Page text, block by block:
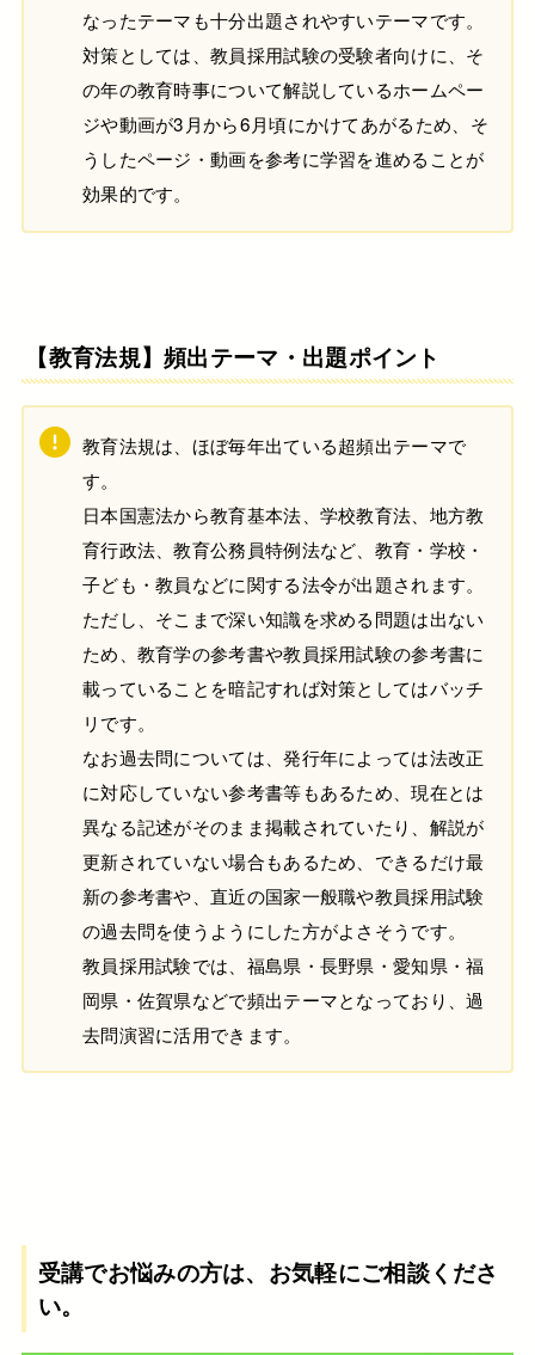
なったテーマも十分出題されやすいテーマです。
対策としては、教員採用試験の受験者向けに、そ
の年の教育時事について解説しているホームペー
ジや動画が3月から6月頃にかけてあがるため、そ
うしたページ・動画を参考に学習を進めることが
効果的です。
【教育法規】頻出テーマ・出題ポイント
教育法規は、ほぼ毎年出ている超頻出テーマで
す。
日本国憲法から教育基本法、学校教育法、地方教
育行政法、教育公務員特例法など、教育・学校・
子ども・教員などに関する法令が出題されます。
ただし、そこまで深い知識を求める問題は出ない
ため、教育学の参考書や教員採用試験の参考書に
載っていることを暗記すれば対策としてはバッチ
リです。
なお過去問については、発行年によっては法改正
に対応していない参考書等もあるため、現在とは
異なる記述がそのまま掲載されていたり、解説が
更新されていない場合もあるため、できるだけ最
新の参考書や、直近の国家一般職や教員採用試験
の過去問を使うようにした方がよさそうです。
教員採用試験では、福島県・長野県・愛知県・福
岡県・佐賀県などで頻出テーマとなっており、過
去問演習に活用できます。
受講でお悩みの方は、お気軽にご相談くださ
い。